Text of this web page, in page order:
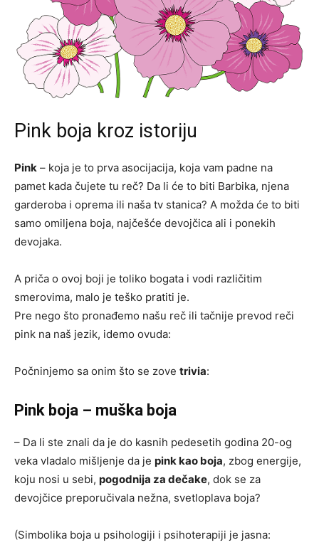
Pink boja kroz istoriju
Pink – koja je to prva asocijacija, koja vam padne na
pamet kada čujete tu reč? Da li će to biti Barbika, njena
garderoba i oprema ili naša tv stanica? A možda će to biti
samo omiljena boja, najčešće devojčica ali i ponekih
devojaka.
A priča o ovoj boji je toliko bogata i vodi različitim
smerovima, malo je teško pratiti je.
Pre nego što pronađemo našu reč ili tačnije prevod reči
pink na naš jezik, idemo ovuda:
Počninjemo sa onim što se zove trivia:
Pink boja – muška boja
– Da li ste znali da je do kasnih pedesetih godina 20-og
veka vladalo mišljenje da je pink kao boja, zbog energije,
koju nosi u sebi, pogodnija za dečake, dok se za
devojčice preporučivala nežna, svetloplava boja?
(Simbolika boja u psihologiji i psihoterapiji je jasna: